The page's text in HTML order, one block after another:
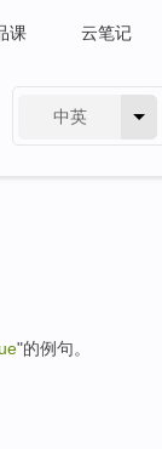
课 云笔记
中英
"的例句。